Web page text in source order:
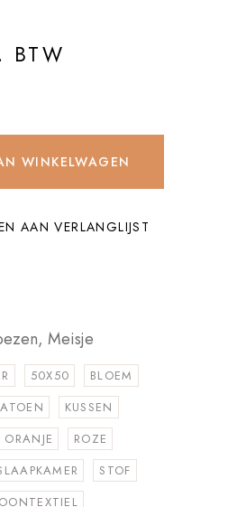
BTW
WINKELWAGEN
AAN VERLANGLIJST
,Meisje
50X50
BLOEM
KUSSEN
ORANJE
ROZE
STOF